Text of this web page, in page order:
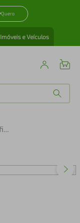
Quero
Imóveis e Veículos
Armação Feminina Safira Quadrado